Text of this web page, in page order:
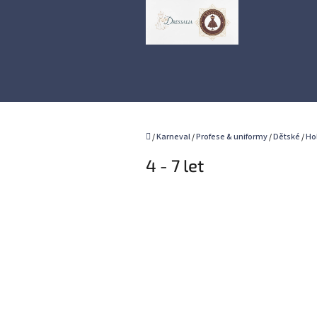
Domů
/Karneval/Profese & uniformy/Dětské/
4 - 7 let